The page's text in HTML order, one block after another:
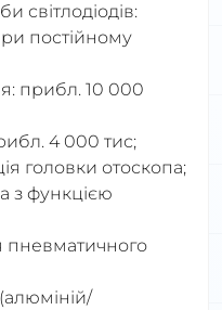
світлодіодів:
постійному
прибл. 10 000
4 000 тис;
головки отоскопа;
з функцією
пневматичного